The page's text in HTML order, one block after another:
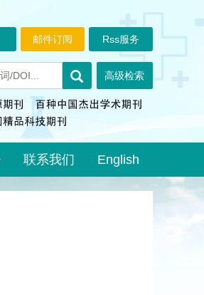
Rss服务
邮件订阅
联系我们 English